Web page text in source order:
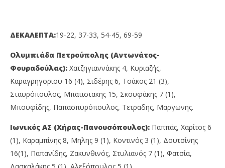
Οκτωβρίου
Petroupolis
ΔΕΚΑΛΕΠΤΑ:19-22, 37-33, 54-45, 69-59
Ολυμπιάδα Πετρούπολης (Αντωνάτος-
Φουραδούλας): Χατζηγιαννάκης 4, Κυριαζής,
Καραγρηγοριου 16 (4), Σιδέρης 6, Τσάκος 21 (3),
Σταυρόπουλος, Μπατιστακης 15, Σκουφάκης 7 (1),
Μπουφίδης, Παπασπυρόπουλος, Τετραδης, Μαργωνης.
Ιωνικός ΑΣ (Χήρας-Πανουσόπουλος): Παππάς, Χαρίτος 6
(1), Καραμπίνης 8, Μηλης 9 (1), Κοντινός 3 (1), Δουτσίνης
16(1), Παπανίδης, Ζακυνθινός, Στυλιανός 7 (1), Φατσία,